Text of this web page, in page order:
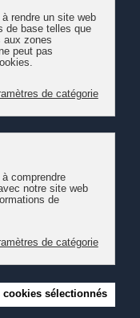
friendly? Policy in the
en matière de
la Norvège,
propose quelques
leurs politiques en
moins six mois,
pays.
de qualité et d’un
circonstances